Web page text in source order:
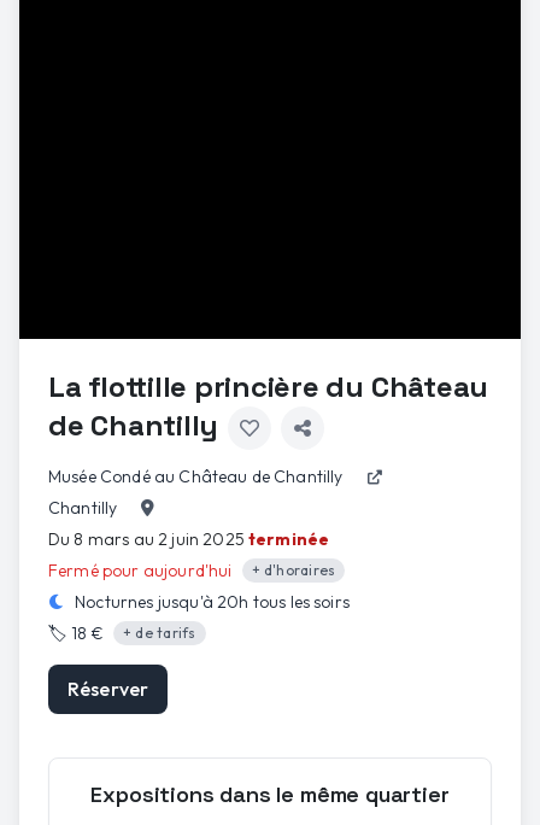
La flottille princière du Château
de Chantilly
Musée Condé au Château de Chantilly
Chantilly
Du 8 mars au 2 juin 2025 terminée
Fermé pour aujourd'hui
+ d'horaires
Nocturnes jusqu'à20h tous les soirs
🏷️18 € + de tarifs
Réserver
Expositions dans le même quartier